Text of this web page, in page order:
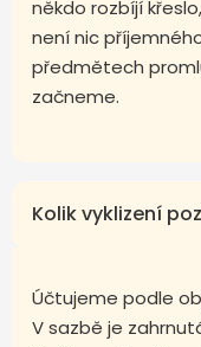
někdo rozbíjí
není nic
předmětech
začneme.
Kolik vyklizení
Účtujeme podle
V sazbě je